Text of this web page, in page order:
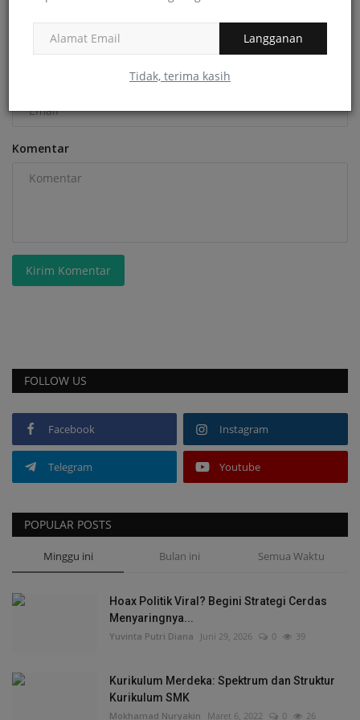
Langganan
Tidak, terima kasih
Komentar
Kirim Komentar
FOLLOW US
Facebook Instagram
Telegram Youtube
POPULAR POSTS
Minggu ini Bulan ini Semua Waktu
Hoax Politik Viral? Begini Strategi Cerdas
Menyaringnya...
Yuvinta Putri Diana Juni 29, 2026 0 39
Kurikulum Merdeka: Spektrum dan Struktur
Kurikulum SMK
Mokhamad Nuryakin Maret 6, 2022 0 26